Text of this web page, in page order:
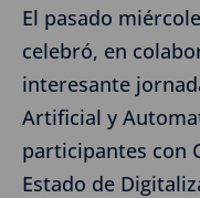
El pasado
celebró, en
interesante
Artificial y
participantes con
Estado de